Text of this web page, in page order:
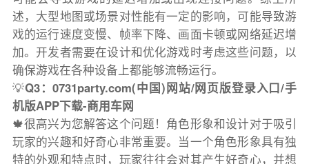
述，大型地图或场景对性能有一定的影响，可能导致游
戏的运行速度变慢、帧率下降、画面卡顿或网络延迟增
加。开发者需要在设计和优化游戏时考虑这些问题，以
确保游戏在各种设备上都能够流畅运行。
💡Q3：0731party.com(中国)网站/网页版登录入口/手
机版APP下载-商用车网
🍁很高兴为您解答这个问题！角色形象和设计对于吸引
玩家的兴趣和好奇心非常重要。当一个角色形象具有独
特的外观和特点时，玩家往往会对其产生好奇心，并想